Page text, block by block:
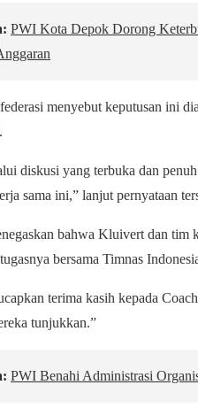
PWI Kota Depok Dorong
menyebut keputusan ini
diskusi yang terbuka dan
sama ini,” lanjut pernyataan
bahwa Kluivert dan tim
bersama Timnas
terima kasih kepada
tunjukkan.”
PWI Benahi Administrasi